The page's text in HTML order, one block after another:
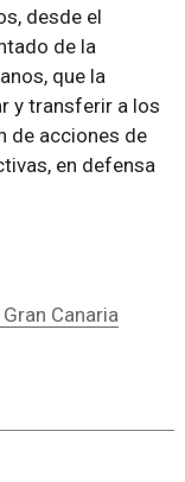
desde el
de la
que la
y transferir a los
de acciones de
en defensa
Canaria